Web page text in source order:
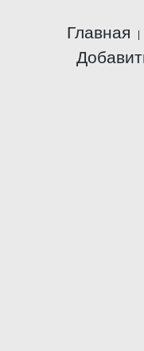
Главная